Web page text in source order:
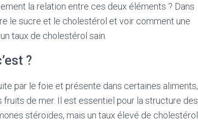
la relation entre ces deux éléments ? Dans
le sucre et le cholestérol et voir comment une
taux de cholestérol sain.
?
par le foie et présente dans certaines aliments,
de mer. Il est essentiel pour la structure des
stéroïdes, mais un taux élevé de cholestérol